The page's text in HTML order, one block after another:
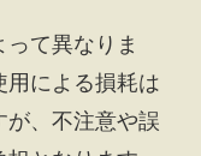
て異なりま
用による損耗は
が、不注意や誤